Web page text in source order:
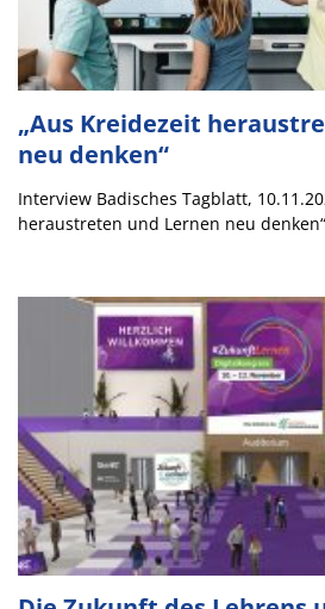
„Aus Kreidezeit
neu denken“
Interview Badisches Tagblatt,
heraustreten und Lernen neu